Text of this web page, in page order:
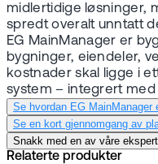
midlertidige løsninger,
spredt overalt unntatt
EG MainManager er
bygninger, eiendeler,
kostnader skal ligge i
system – integrert med
Se hvordan EG MainManager
Se en kort gjennomgang av
Snakk med en av våre
Relaterte produkter